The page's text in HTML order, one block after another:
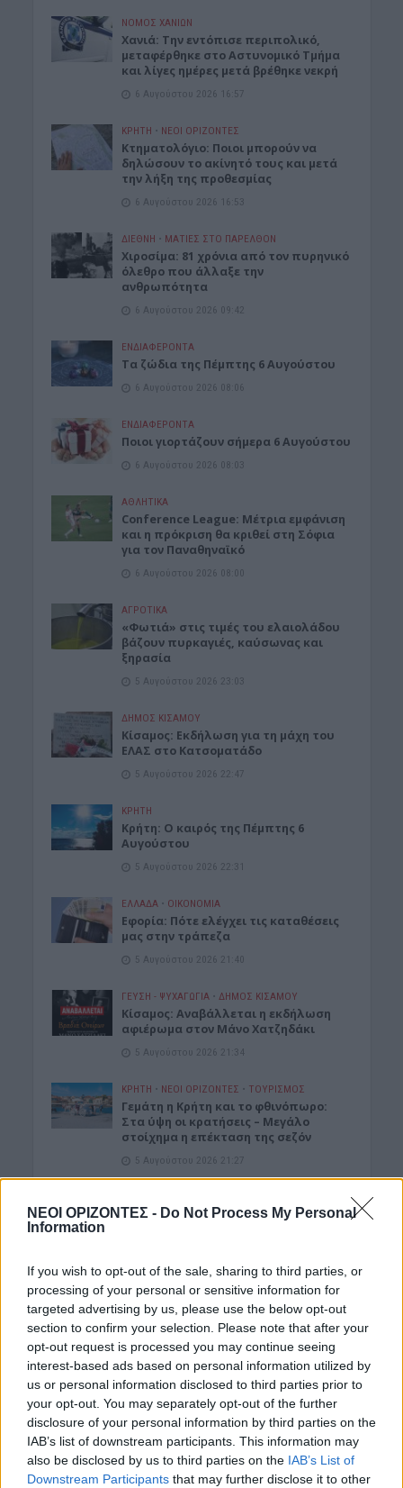
ΝΕΟΙ ΟΡΙΖΟΝΤΕΣ - Do Not Process My Personal
Information
If you wish to opt-out of the sale, sharing to third parties, or
processing of your personal or sensitive information for
targeted advertising by us, please use the below opt-out
section to confirm your selection. Please note that after your
opt-out request is processed you may continue seeing
interest-based ads based on personal information utilized by
us or personal information disclosed to third parties prior to
your opt-out. You may separately opt-out of the further
disclosure of your personal information by third parties on the
IAB’s list of downstream participants. This information may
also be disclosed by us to third parties on the IAB’s List of
Downstream Participants that may further disclose it to other
ΝΟΜΌΣ ΧΑΝΊΩΝ
Χανιά: Την εντόπισε περιπολικό,
μεταφέρθηκε στο Αστυνομικό Τμήμα
και λίγες ημέρες μετά βρέθηκε νεκρή
6 Αυγούστου 2026 16:57
ΚΡΗΤΗ • ΝΕΟΙ ΟΡΙΖΟΝΤΕΣ
Κτηματολόγιο: Ποιοι μπορούν να
δηλώσουν το ακίνητό τους και μετά
την λήξη της προθεσμίας
6 Αυγούστου 2026 16:53
ΔΙΕΘΝΗ • ΜΑΤΙΕΣ ΣΤΟ ΠΑΡΕΛΘΟΝ
Χιροσίμα: 81 χρόνια από τον πυρηνικό
όλεθρο που άλλαξε την
ανθρωπότητα
6 Αυγούστου 2026 09:42
ΕΝΔΙΑΦΕΡΟΝΤΑ
Tα ζώδια της Πέμπτης 6 Αυγούστου
6 Αυγούστου 2026 08:06
ΕΝΔΙΑΦΕΡΟΝΤΑ
Ποιοι γιορτάζουν σήμερα 6 Αυγούστου
6 Αυγούστου 2026 08:03
ΑΘΛΗΤΙΚΑ
Conference League: Μέτρια εμφάνιση
και η πρόκριση θα κριθεί στη Σόφια
για τον Παναθηναϊκό
6 Αυγούστου 2026 08:00
ΑΓΡΟΤΙΚΑ
«Φωτιά» στις τιμές του ελαιολάδου
βάζουν πυρκαγιές, καύσωνας και
ξηρασία
5 Αυγούστου 2026 23:03
ΔΉΜΟΣ ΚΙΣΆΜΟΥ
Κίσαμος: Εκδήλωση για τη μάχη του
ΕΛΑΣ στο Κατσοματάδο
5 Αυγούστου 2026 22:47
ΚΡΗΤΗ
Κρήτη: Ο καιρός της Πέμπτης 6
Αυγούστου
5 Αυγούστου 2026 22:31
ΕΛΛΑΔΑ • ΟΙΚΟΝΟΜΙΑ
Εφορία: Πότε ελέγχει τις καταθέσεις
μας στην τράπεζα
5 Αυγούστου 2026 21:40
ΓΕΎΣΗ - ΨΥΧΑΓΩΓΊΑ • ΔΉΜΟΣ ΚΙΣΆΜΟΥ
Κίσαμος: Αναβάλλεται η εκδήλωση
αφιέρωμα στον Μάνο Χατζηδάκι
5 Αυγούστου 2026 21:34
ΚΡΗΤΗ • ΝΕΟΙ ΟΡΙΖΟΝΤΕΣ • ΤΟΥΡΙΣΜΟΣ
Γεμάτη η Κρήτη και το φθινόπωρο:
Στα ύψη οι κρατήσεις – Μεγάλο
στοίχημα η επέκταση της σεζόν
5 Αυγούστου 2026 21:27
Kισαμίτικες παραλίες: Παλιό
ΚΡΗΤΗ • ΝΕΟΙ ΟΡΙΖΟΝΤΕΣ
Kρήτη: Αγωνία για την επόμενη μέρα
στο Κτηματολόγιο – «Χωρίς
παράταση, χιλιάδες πολίτες θα
οδηγηθούν στα δικαστήρια»
5 Αυγούστου 2026 16:56
Δημοφιλή αυτή την εβδομάδα